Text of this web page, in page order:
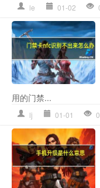
le 01-02
用的门禁...
lj 01-01 0